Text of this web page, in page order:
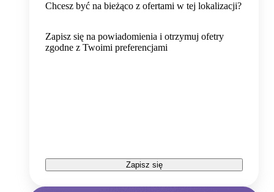
Chcesz być na bieżąco z ofertami w tej lokalizacji?
Zapisz się na powiadomienia i otrzymuj ofetry
zgodne z Twoimi preferencjami
Zapisz się